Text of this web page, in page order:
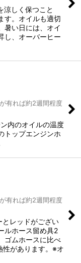
涼しく保つこと
す。オイルも適切
暑い日には、オイ
し、オーバーヒー
有れば約2週間程度
内のオイルの温度
トップエンジンホ
有れば約2週間程度
レッドがござい
ルホース留め具2
ゴムホースに比べ
性があります。※オ